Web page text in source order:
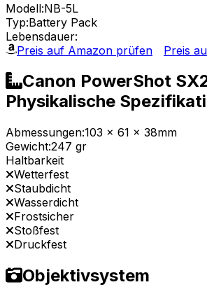
Modell:NB-5L
Typ:Battery Pack
Lebensdauer:
Preis auf Amazon prüfen
Preis
Canon PowerShot
Physikalische
Abmessungen:103 x 61 x 38mm
Gewicht:247 gr
Haltbarkeit
Wetterfest
Staubdicht
Wasserdicht
Frostsicher
Stoßfest
Druckfest
Objektivsystem